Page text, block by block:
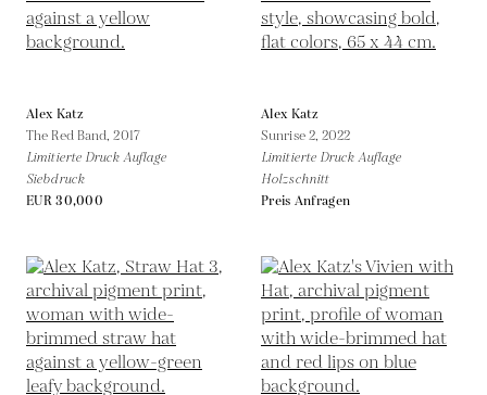
Alex Katz
The Red Band,2017
Limitierte Druck Auflage
Siebdruck
EUR 30,000
Alex Katz
Sunrise 2,2022
Limitierte Druck Auflage
Holzschnitt
Preis Anfragen